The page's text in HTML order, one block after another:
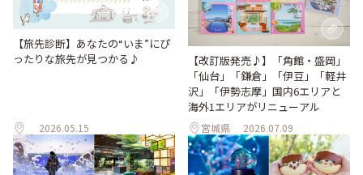
【旅先診断】あなたの“いま”にぴ
ったりな旅先が見つかる♪
2026.05.15
【改訂版発売♪】「角館・盛岡」
「仙台」「鎌倉」「伊豆」「軽井
沢」「伊勢志摩」国内6エリアと
海外1エリアがリニューアル
宮城県 2026.07.09